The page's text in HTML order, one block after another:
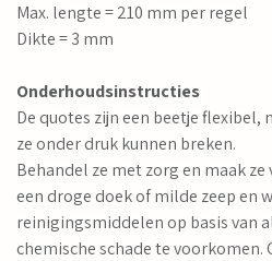
Max. lengte = 210 mm per regel
Dikte = 3 mm
Onderhoudsinstructies
De quotes zijn een beetje
ze onder druk kunnen breken.
Behandel ze met zorg en maak
een droge doek of milde zeep en
reinigingsmiddelen op basis van
chemische schade te voorkomen.